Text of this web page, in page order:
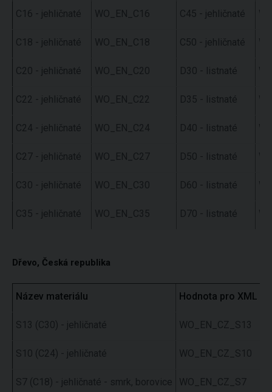
C16 - jehličnaté WO_EN_C16 C45 - jehličnaté
C18 - jehličnaté WO_EN_C18 C50 - jehličnaté
C20 - jehličnaté WO_EN_C20 D30 - listnaté
C22 - jehličnaté WO_EN_C22 D35 - listnaté
C24 - jehličnaté WO_EN_C24 D40 - listnaté
C27 - jehličnaté WO_EN_C27 D50 - listnaté
C30 - jehličnaté WO_EN_C30 D60 - listnaté
C35 - jehličnaté WO_EN_C35 D70 - listnaté
Dřevo, Česká republika
Název materiálu Hodnota pro XML
S13 (C30) - jehličnaté WO_EN_CZ_S13
S10 (C24) - jehličnaté WO_EN_CZ_S10
S7 (C18) - jehličnaté - smrk, borovice WO_EN_CZ_S7